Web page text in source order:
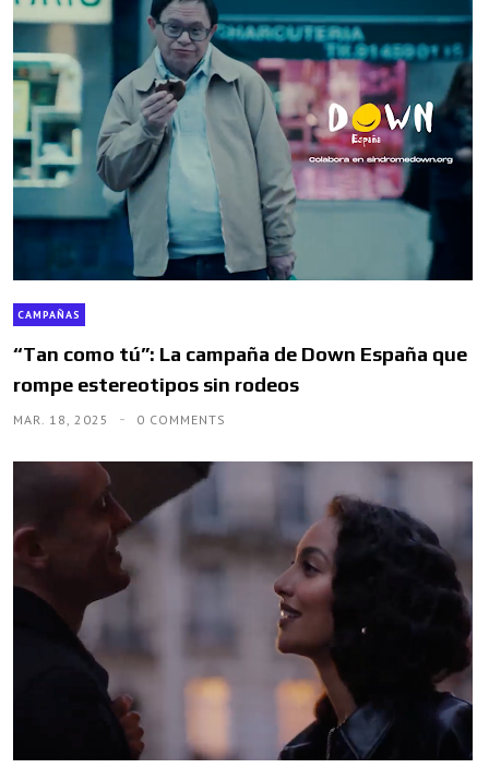
CAMPAÑAS
“Tan como tú”: La campaña de Down España que
rompe estereotipos sin rodeos
MAR. 18, 2025 0 COMMENTS